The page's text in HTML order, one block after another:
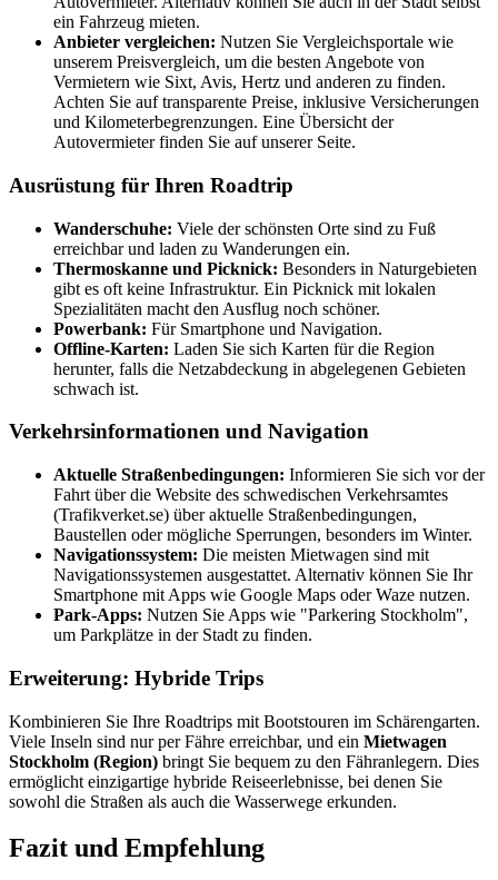
ein Fahrzeug mieten.
Anbieter vergleichen: Nutzen Sie Vergleichsportale wie
unserem Preisvergleich, um die besten Angebote von
Vermietern wie Sixt, Avis, Hertz und anderen zu finden.
Achten Sie auf transparente Preise, inklusive Versicherungen
und Kilometerbegrenzungen. Eine Übersicht der
Autovermieter finden Sie auf unserer Seite.
Ausrüstung für Ihren Roadtrip
Wanderschuhe: Viele der schönsten Orte sind zu Fuß
erreichbar und laden zu Wanderungen ein.
Thermoskanne und Picknick: Besonders in Naturgebieten
gibt es oft keine Infrastruktur. Ein Picknick mit lokalen
Spezialitäten macht den Ausflug noch schöner.
Powerbank: Für Smartphone und Navigation.
Offline-Karten: Laden Sie sich Karten für die Region
herunter, falls die Netzabdeckung in abgelegenen Gebieten
schwach ist.
Verkehrsinformationen und Navigation
Aktuelle Straßenbedingungen: Informieren Sie sich vor der
Fahrt über die Website des schwedischen Verkehrsamtes
(Trafikverket.se) über aktuelle Straßenbedingungen,
Baustellen oder mögliche Sperrungen, besonders im Winter.
Navigationssystem: Die meisten Mietwagen sind mit
Navigationssystemen ausgestattet. Alternativ können Sie Ihr
Smartphone mit Apps wie Google Maps oder Waze nutzen.
Park-Apps: Nutzen Sie Apps wie "Parkering Stockholm",
um Parkplätze in der Stadt zu finden.
Erweiterung: Hybride Trips
Kombinieren Sie Ihre Roadtrips mit Bootstouren im Schärengarten.
Viele Inseln sind nur per Fähre erreichbar, und ein Mietwagen
Stockholm (Region) bringt Sie bequem zu den Fähranlegern. Dies
ermöglicht einzigartige hybride Reiseerlebnisse, bei denen Sie
sowohl die Straßen als auch die Wasserwege erkunden.
Fazit und Empfehlung